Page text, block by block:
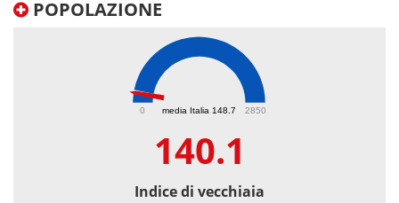
POPOLAZIONE
media Italia 148.7
0 2850
140.1
Indice di vecchiaia